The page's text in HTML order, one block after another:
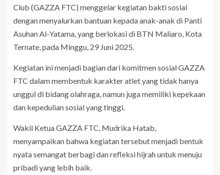
Club (GAZZA FTC) menggelar kegiatan bakti sosial
dengan menyalurkan bantuan kepada anak-anak di Panti
Asuhan Al-Yatama, yang berlokasi di BTN Maliaro, Kota
Ternate, pada Minggu, 29 Juni 2025.
Kegiatan ini menjadi bagian dari komitmen sosial GAZZA
FTC dalam membentuk karakter atlet yang tidak hanya
unggul di bidang olahraga, namun juga memiliki kepekaan
dan kepedulian sosial yang tinggi.
Wakil Ketua GAZZA FTC, Mudrika Hatab,
menyampaikan bahwa kegiatan tersebut menjadi bentuk
nyata semangat berbagi dan refleksi hijrah untuk menuju
pribadi yang lebih baik.